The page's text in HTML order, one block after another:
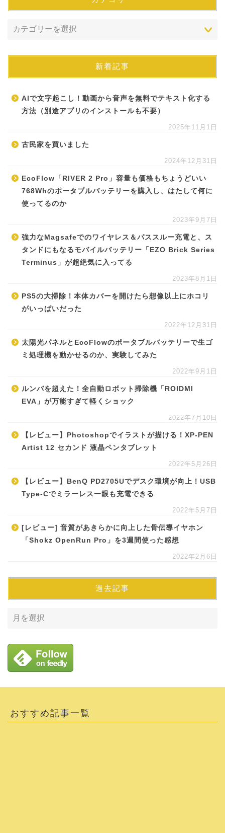
新着記事
AIで文字起こし！動画から音声を無料でテキスト化する
方法（別途アプリのインストールも不要）
2025年11月1日
古民家を買いました
2024年12月31日
EcoFlow「RIVER 2 Pro」容量も価格もちょうどいい
768Whのポータブルバッテリーを購入し、はたして何に
使ってるのか
2023年9月7日
強力なMagsafeでのワイヤレス＆パススルー充電と、ス
タンドにもなるモバイルバッテリー「EZO Brick Series
Terminus」が超絶気に入ってる
2023年8月1日
PS5の大掃除！本体カバーを開けたら想像以上にホコリ
がいっぱいだった
2022年12月31日
太陽光パネルとEcoFlowのポータブルバッテリーで生ゴ
ミ処理機を動かせるのか、実験してみた
2022年9月1日
ルンバを超えた！全自動ロボット掃除機「ROIDMI
EVA」が万能すぎて軽くショック
2022年7月10日
【レビュー】Photoshopでイラストが描ける！XP-PEN
Artist 12 セカンド 液晶ペンタブレット
2022年5月26日
【レビュー】BenQ PD2705Uでデスク環境が向上！USB
Type-Cでミラーレス一眼も充電できる
2022年5月7日
[レビュー] 音質があきらかに向上した骨伝導イヤホン
「Shokz OpenRun Pro」を3週間使った感想
2022年2月6日
過去記事
おすすめ記事一覧